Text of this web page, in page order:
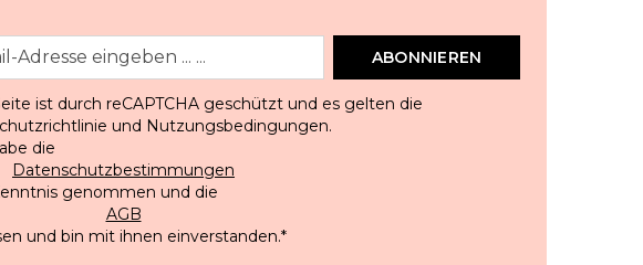
ABONNIEREN
ist durch reCAPTCHA geschützt und es gelten die
und Nutzungsbedingungen.
die
Datenschutzbestimmungen
genommen und die
AGB
und bin mit ihnen einverstanden.*